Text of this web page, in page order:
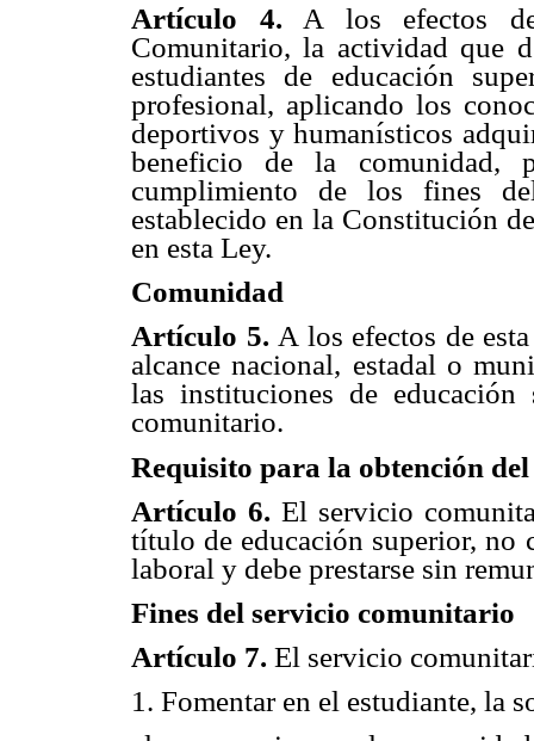
Artículo 4. A los efectos
Comunitario, la actividad que
estudiantes de educación
profesional, aplicando los
deportivos y humanísticos
beneficio de la comunidad,
cumplimiento de los fines
establecido en la Constitución
en esta Ley.
Comunidad
Artículo 5. A los efectos de
alcance nacional, estadal o
las instituciones de
comunitario.
Requisito para la obtención
Artículo 6. El servicio
título de educación superior, no
laboral y debe prestarse sin
Fines del servicio comunitario
Artículo 7. El servicio
1. Fomentar en el estudiante, la